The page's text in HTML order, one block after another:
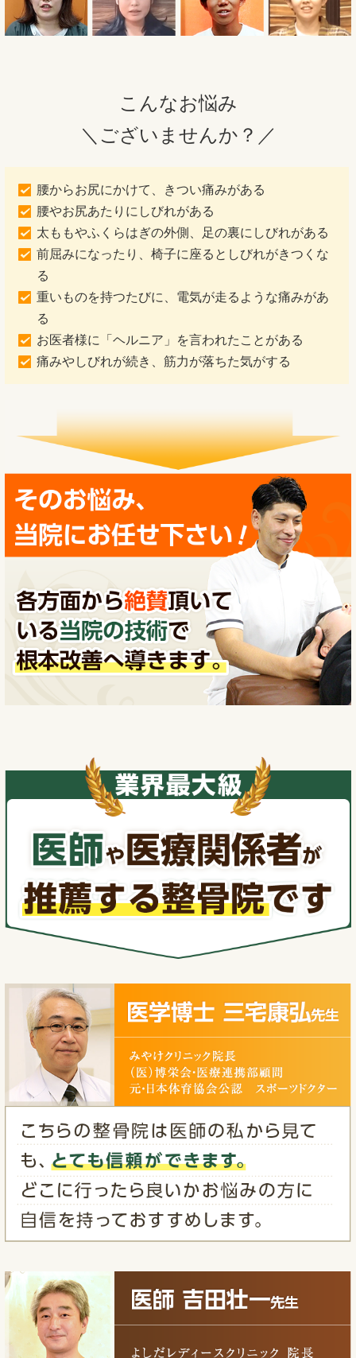
こんなお悩み
＼ございませんか？／
腰からお尻にかけて、きつい痛みがある
腰やお尻あたりにしびれがある
太ももやふくらはぎの外側、足の裏にしびれがある
前屈みになったり、椅子に座るとしびれがきつくな
る
重いものを持つたびに、電気が走るような痛みがあ
る
お医者様に「ヘルニア」を言われたことがある
痛みやしびれが続き、筋力が落ちた気がする